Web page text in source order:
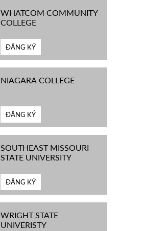
WHATCOM COMMUNITY
COLLEGE
ĐĂNG KÝ
NIAGARA COLLEGE
ĐĂNG KÝ
SOUTHEAST MISSOURI
STATE UNIVERSITY
ĐĂNG KÝ
WRIGHT STATE
UNIVERISTY